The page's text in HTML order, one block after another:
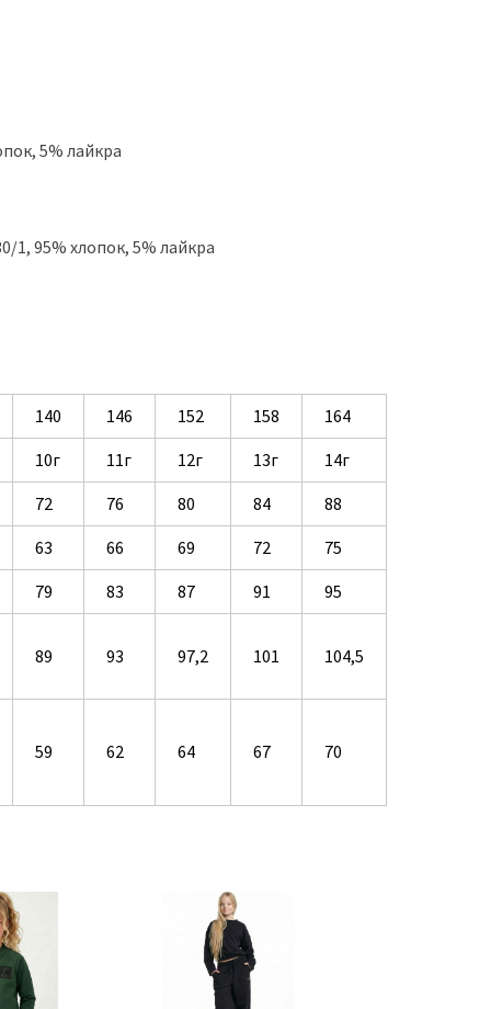
5% лайкра
1, 95% хлопок, 5% лайкра
140 146 152 158
164
10г
11г 12г 13г
14г
72
76 80 84
88
63
66 69 72
75
79
83 87 91 95
89 93 97,2 101 104,5
59 62 64 67 70